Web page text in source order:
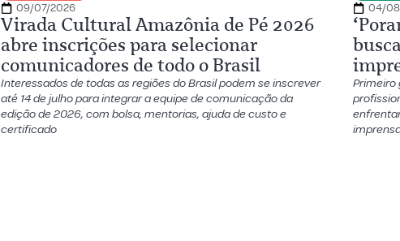
09/07/2026
Virada Cultural Amazônia de Pé 2026
abre inscrições para selecionar
comunicadores de todo o Brasil
Interessados de todas as regiões do Brasil podem se inscrever
até 14 de julho para integrar a equipe de comunicação da
edição de 2026, com bolsa, mentorias, ajuda de custo e
certificado
04/
Primeiro